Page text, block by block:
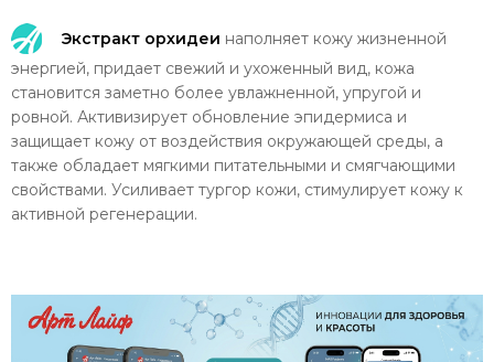
Экстракт орхидеи наполняет кожу жизненной
энергией, придает свежий и ухоженный вид, кожа
становится заметно более увлажненной, упругой и
ровной. Активизирует обновление эпидермиса и
защищает кожу от воздействия окружающей среды, а
также обладает мягкими питательными и смягчающими
свойствами. Усиливает тургор кожи, стимулирует кожу к
активной регенерации.